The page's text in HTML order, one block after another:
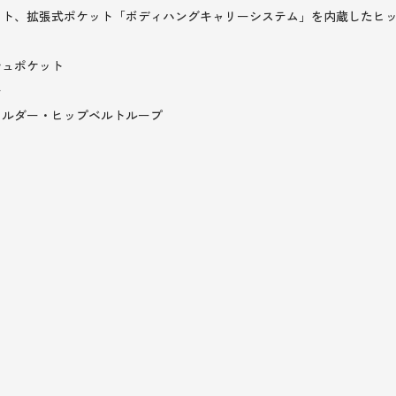
、拡張式ポケット「ボディハングキャリーシステム」を内蔵したヒ
ポケット
ダー・ヒップベルトループ